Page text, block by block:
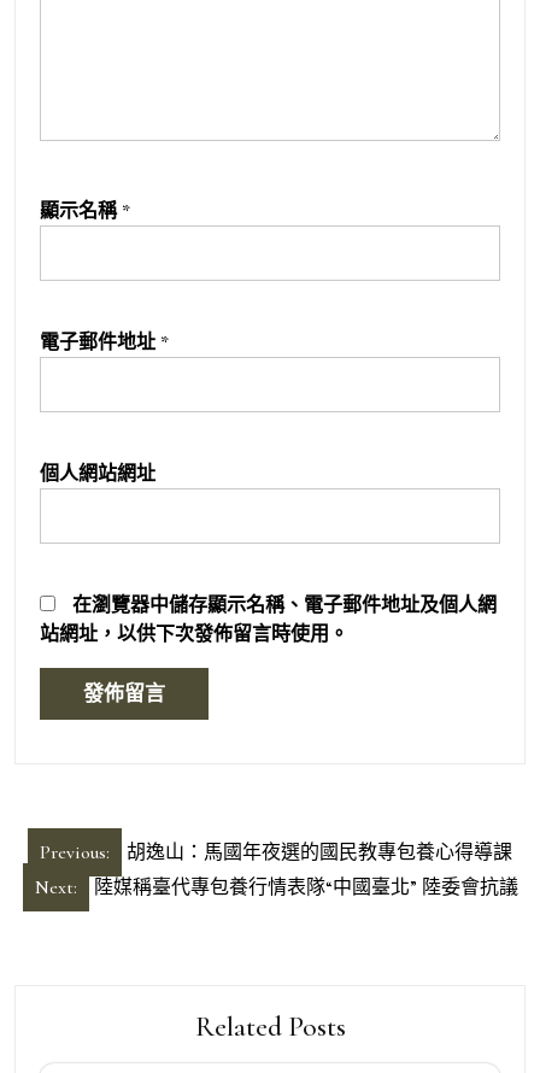
顯示名稱 *
電子郵件地址 *
個人網站網址
在瀏覽器中儲存顯示名稱、電子郵件地址及個人網
站網址，以供下次發佈留言時使用。
文
章
導
Previous:
胡逸山：馬國年夜選的國民教專包養心得導課
Next:
陸媒稱臺代專包養行情表隊“中國臺北” 陸委會抗議
Related Posts